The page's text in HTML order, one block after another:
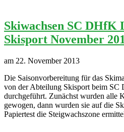
Skiwachsen SC DHfK
Skisport November
am 22. November 2013
Die Saisonvorbereitung für das
von der Abteilung Skisport beim
durchgeführt. Zunächst wurden alle
gewogen, dann wurden sie auf die
Papiertest die Steigwachszone